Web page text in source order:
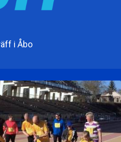
i Åbo